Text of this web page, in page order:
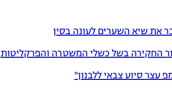
את שיא השערים לעונה בסין
החקירה בשל כשלי המשטרה והפרקליטות
עצר סיוע צבאי ללבנון"